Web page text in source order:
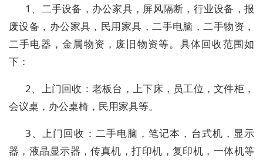
1、二手设备，办公家具，屏风隔断，行业设备，报
废设备，办公家具，民用家具，二手电脑，二手物资，
二手电器，金属物资，废旧物资等。具体回收范围如
下：
2、上门回收：老板台，上下床，员工位，文件柜，
会议桌，办公桌椅，民用家具等。
3、上门回收：二手电脑，笔记本，台式机，显示
器，液晶显示器，传真机，打印机，复印机，一体机等